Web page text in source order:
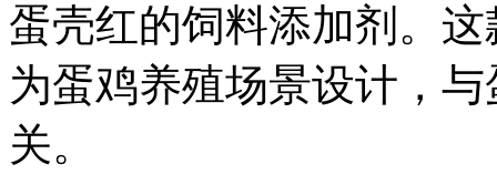
蛋壳红的饲料添加剂。
为蛋鸡养殖场景设计，
关。